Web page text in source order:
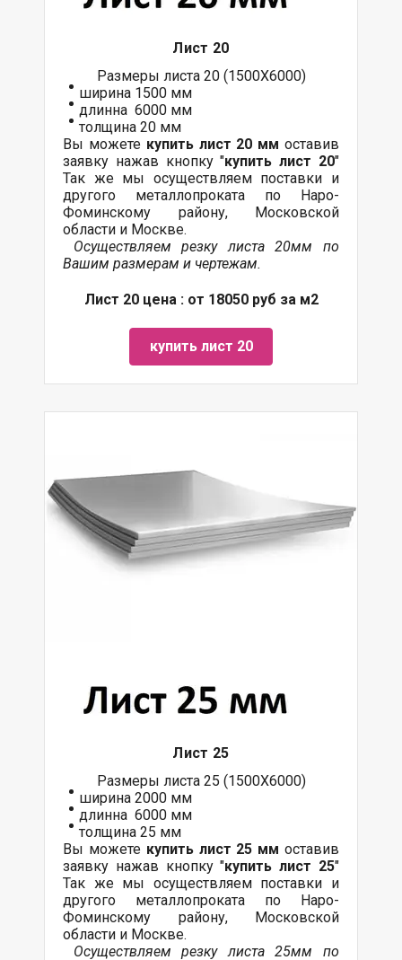
Лист 20
Размеры листа 20 (1500Х6000)
ширина 1500 мм
длинна 6000 мм
толщина 20 мм
Вы можете купить лист 20 мм оставив
заявку нажав кнопку "купить лист 20"
Так же мы осуществляем поставки и
другого металлопроката по Наро-
Фоминскому району, Московской
области и Москве.
Осуществляем резку листа 20мм по
Вашим размерам и чертежам.
Лист 20 цена : от 18050 руб за м2
купить лист 20
Лист 25
Размеры листа 25 (1500Х6000)
ширина 2000 мм
длинна 6000 мм
толщина 25 мм
Вы можете купить лист 25 ммоставив
заявку нажав кнопку "купить лист 25"
Так же мы осуществляем поставки и
другого металлопроката по Наро-
Фоминскому району, Московской
области и Москве.
Осуществляем резку листа 25мм по